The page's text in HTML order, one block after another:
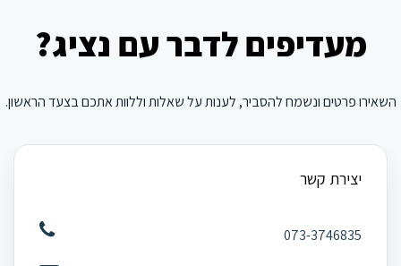
מעדיפים לדבר עם נציג?
השאירו פרטים ונשמח להסביר, לענות על שאלות וללוות אתכם בצעד הראשון.
יצירת קשר
073-3746835